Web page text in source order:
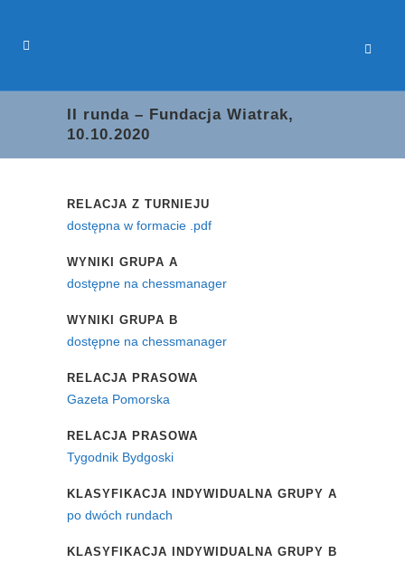
II runda – Fundacja Wiatrak,
10.10.2020
RELACJA Z TURNIEJU
dostępna w formacie .pdf
WYNIKI GRUPA A
dostępne na chessmanager
WYNIKI GRUPA B
dostępne na chessmanager
RELACJA PRASOWA
Gazeta Pomorska
RELACJA PRASOWA
Tygodnik Bydgoski
KLASYFIKACJA INDYWIDUALNA GRUPY A
po dwóch rundach
KLASYFIKACJA INDYWIDUALNA GRUPY B